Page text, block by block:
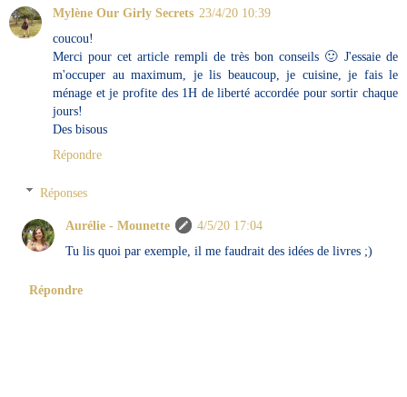
Mylène Our Girly Secrets 23/4/20 10:39
coucou!
Merci pour cet article rempli de très bon conseils 🙂 J'essaie de
m'occuper au maximum, je lis beaucoup, je cuisine, je fais le
ménage et je profite des 1H de liberté accordée pour sortir chaque
jours!
Des bisous
Répondre
Réponses
Aurélie - Mounette
4/5/20 17:04
Tu lis quoi par exemple, il me faudrait des idées de livres ;)
Répondre